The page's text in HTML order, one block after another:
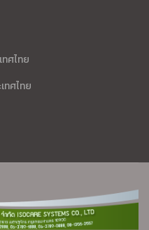
ศไทย
ทศไทย